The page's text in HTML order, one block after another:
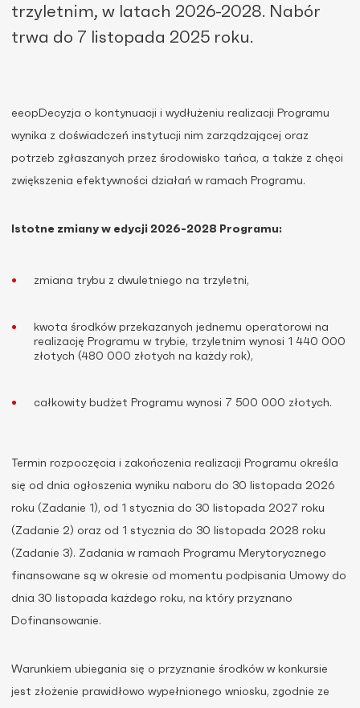
trzyletnim, w latach 2026-2028. Nabór
trwa do 7 listopada 2025 roku.
eeopDecyzja o kontynuacji i wydłużeniu realizacji Programu
wynika z doświadczeń instytucji nim zarządzającej oraz
potrzeb zgłaszanych przez środowisko tańca, a także z chęci
zwiększenia efektywności działań w ramach Programu.
Istotne zmiany w edycji 2026-2028 Programu:
zmiana trybu z dwuletniego na trzyletni,
kwota środków przekazanych jednemu operatorowi na
realizację Programu w trybie, trzyletnim wynosi 1 440 000
złotych (480 000 złotych na każdy rok),
całkowity budżet Programu wynosi 7 500 000 złotych.
Termin rozpoczęcia i zakończenia realizacji Programu określa
się od dnia ogłoszenia wyniku naboru do 30 listopada 2026
roku (Zadanie 1), od 1 stycznia do 30 listopada 2027 roku
(Zadanie 2) oraz od 1 stycznia do 30 listopada 2028 roku
(Zadanie 3). Zadania w ramach Programu Merytorycznego
finansowane są w okresie od momentu podpisania Umowy do
dnia 30 listopada każdego roku, na który przyznano
Dofinansowanie.
Warunkiem ubiegania się o przyznanie środków w konkursie
jest złożenie prawidłowo wypełnionego wniosku, zgodnie ze